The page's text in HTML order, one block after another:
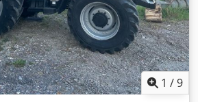
Ai Ejk Tehniskie parametri: Maks.
mm Svars: 220 kg Jauda: 230V +
norādīta par abām iekārtām kopā.
1 /9